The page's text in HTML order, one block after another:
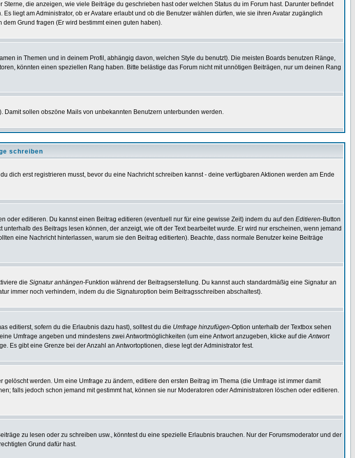
die anzeigen, wie viele Beiträge du geschrieben hast oder welchen Status du im Forum hast. Darunter befindet
liegt am Administrator, ob er Avatare erlaubt und ob die Benutzer wählen dürfen, wie sie ihren Avatar zugänglich
Grund fragen (Er wird bestimmt einen guten haben).
in Themen und in deinem Profil, abhängig davon, welchen Style du benutzt). Die meisten Boards benutzen Ränge,
könnten einen speziellen Rang haben. Bitte belästige das Forum nicht mit unnötigen Beiträgen, nur um deinen Rang
Damit sollen obszöne Mails von unbekannten Benutzern unterbunden werden.
schreiben
dich erst registrieren musst, bevor du eine Nachricht schreiben kannst - deine verfügbaren Aktionen werden am Ende
editieren. Du kannst einen Beitrag editieren (eventuell nur für eine gewisse Zeit) indem du auf den Editieren-Button
des Beitrags lesen können, der anzeigt, wie oft der Text bearbeitet wurde. Er wird nur erscheinen, wenn jemand
eine Nachricht hinterlassen, warum sie den Beitrag editierten). Beachte, dass normale Benutzer keine Beiträge
die Signatur anhängen-Funktion während der Beitragserstellung. Du kannst auch standardmäßig eine Signatur an
immer noch verhindern, indem du die Signaturoption beim Beitragsschreiben abschaltest).
editierst, sofern du die Erlaubnis dazu hast), solltest du die Umfrage hinzufügen-Option unterhalb der Textbox sehen
Umfrage angeben und mindestens zwei Antwortmöglichkeiten (um eine Antwort anzugeben, klicke auf dieAntwort
Es gibt eine Grenze bei der Anzahl an Antwortoptionen, diese legt der Administrator fest.
werden. Um eine Umfrage zu ändern, editiere den ersten Beitrag im Thema (die Umfrage ist immer damit
falls jedoch schon jemand mit gestimmt hat, können sie nur Moderatoren oder Administratoren löschen oder editieren.
zu lesen oder zu schreiben usw., könntest du eine spezielle Erlaubnis brauchen. Nur der Forumsmoderator und der
Grund dafür hast.